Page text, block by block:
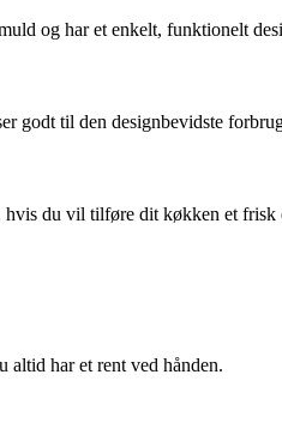
og har et enkelt, funktionelt
godt til den designbevidste
du vil tilføre dit køkken et frisk
altid har et rent ved hånden.